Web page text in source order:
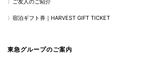
ご友人のご紹介
宿泊ギフト券｜HARVEST GIFT TICKET
東急グループのご案内